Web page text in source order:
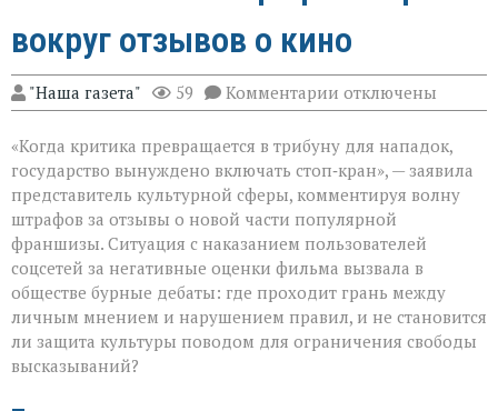
вокруг отзывов о кино
"Наша газета" 59 Комментарии к
записи
слова — не
безлимитный
тариф»:
споры
вокруг
отзывов
о
кино
отключены
«Когда критика превращается в трибуну для нападок,
государство вынуждено включать стоп‑кран», — заявила
представитель культурной сферы, комментируя волну
штрафов за отзывы о новой части популярной
франшизы. Ситуация с наказанием пользователей
соцсетей за негативные оценки фильма вызвала в
обществе бурные дебаты: где проходит грань между
личным мнением и нарушением правил, и не становится
ли защита культуры поводом для ограничения свободы
высказываний?